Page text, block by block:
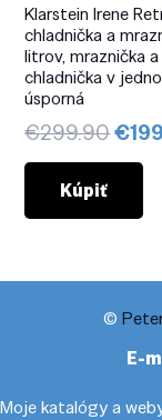
Klarstein Irene
chladnička a
litrov, mraznička a
chladnička v
úsporná
€299.90
cena
€
Kúpiť
©
E-
Moje katalógy a